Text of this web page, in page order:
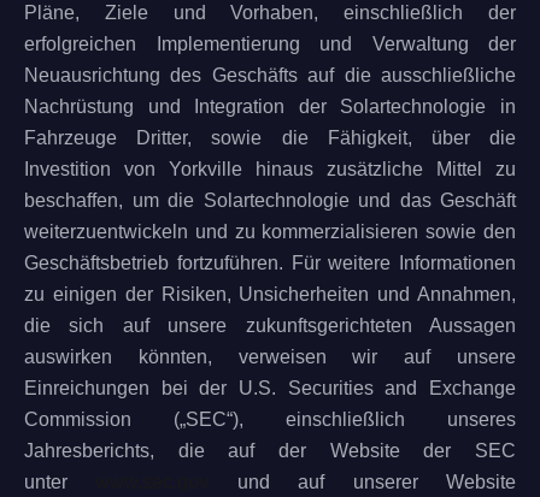
Pläne, Ziele und Vorhaben, einschließlich der
erfolgreichen Implementierung und Verwaltung der
Neuausrichtung des Geschäfts auf die ausschließliche
Nachrüstung und Integration der Solartechnologie in
Fahrzeuge Dritter, sowie die Fähigkeit, über die
Investition von Yorkville hinaus zusätzliche Mittel zu
beschaffen, um die Solartechnologie und das Geschäft
weiterzuentwickeln und zu kommerzialisieren sowie den
Geschäftsbetrieb fortzuführen. Für weitere Informationen
zu einigen der Risiken, Unsicherheiten und Annahmen,
die sich auf unsere zukunftsgerichteten Aussagen
auswirken könnten, verweisen wir auf unsere
Einreichungen bei der U.S. Securities and Exchange
Commission („SEC“), einschließlich unseres
Jahresberichts, die auf der Website der SEC
unter
und auf unserer Website